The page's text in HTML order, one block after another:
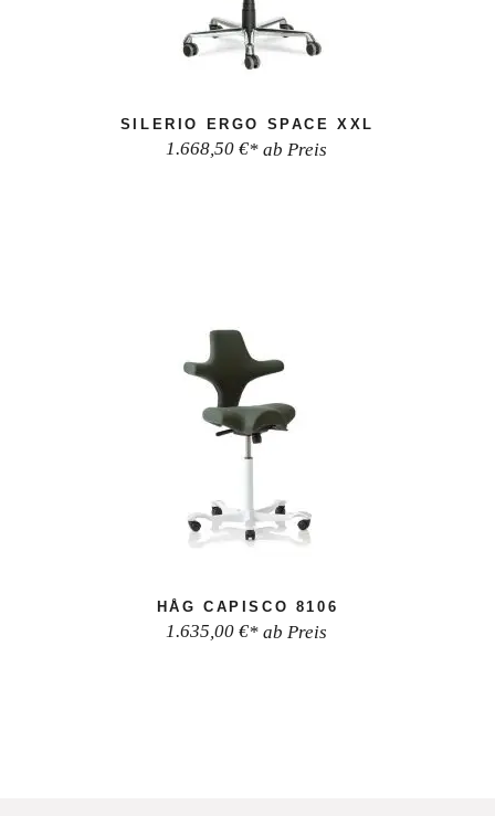
SILERIO ERGO SPACE XXL
1.668,50 €* ab Preis
HÅG CAPISCO 8106
1.635,00 €* ab Preis